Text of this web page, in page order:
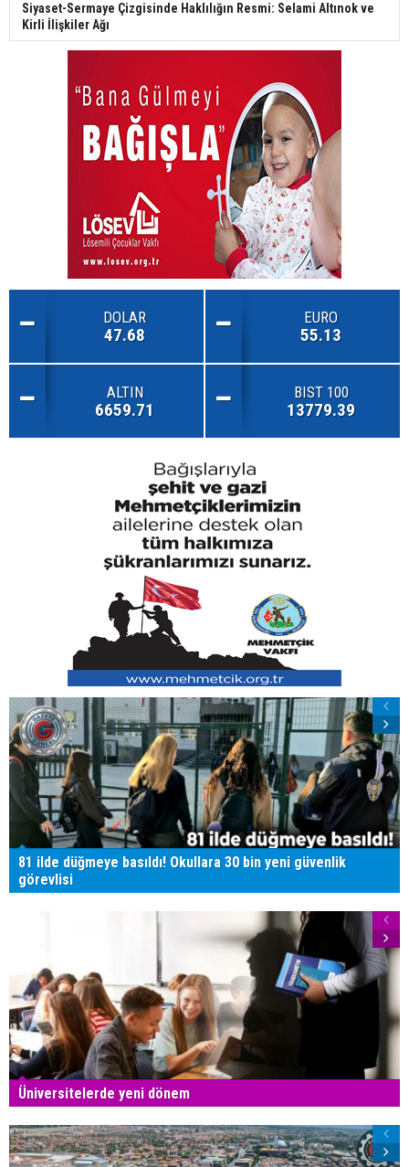
Siyaset-Sermaye Çizgisinde Haklılığın Resmi: Selami Altınok ve
Kirli İlişkiler Ağı
DOLAR
47.68
EURO
55.13
ALTIN
6659.71
BIST 100
13779.39
81 ilde düğmeye basıldı! Okullara 30 bin yeni güvenlik
görevlisi
Üniversitelerde yeni dönem